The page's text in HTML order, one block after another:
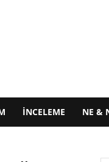
İNCELEME NE &